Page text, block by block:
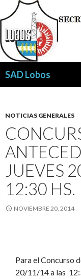
SAD Lobos
NOTICIAS GENERALES
JUEVES
12:30 HS.
NOVIEMBRE 20, 2014
Para el Concurso
20/11/14 a las